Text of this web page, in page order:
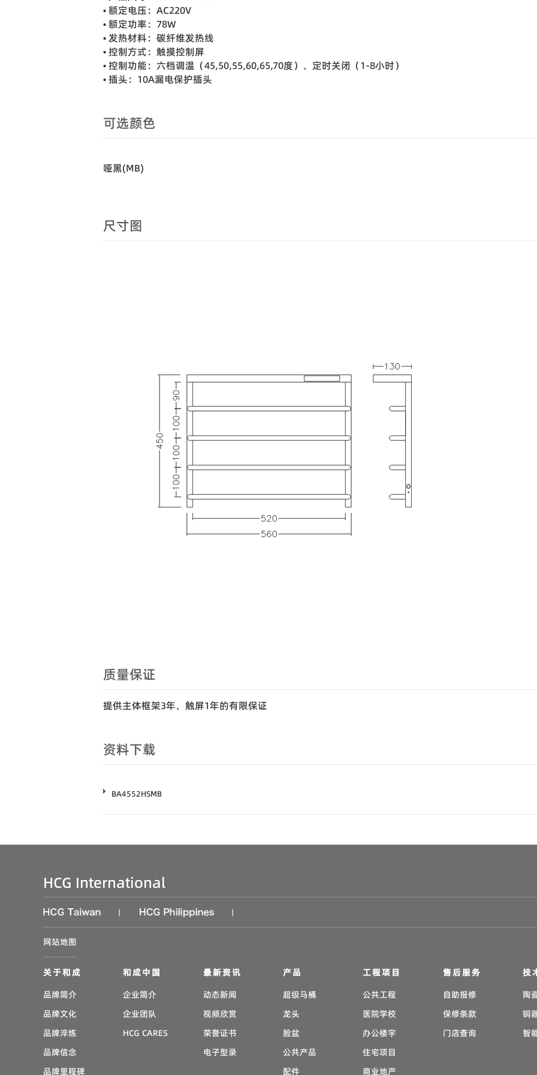
• 额定电压：AC220V
• 额定功率：78W
• 发热材料：碳纤维发热线
• 控制方式：触摸控制屏
• 控制功能：六档调温（45,50,55,60,65,70度）、定时关闭（1-8小时）
• 插头：10A漏电保护插头
可选颜色
哑黑(MB)
尺寸图
质量保证
提供主体框架3年、触屏1年的有限保证
资料下载
BA4552HSMB
HCG International
| |
网站地图
关于和成
品牌简介
品牌文化
品牌淬炼
品牌信念
品牌里程碑
和成中国
企业简介
企业团队
HCG CARES
最新资讯
动态新闻
视频欣赏
荣誉证书
电子型录
产品
超级马桶
龙头
脸盆
公共产品
配件
工程项目
公共工程
医院学校
办公楼宇
住宅项目
商业地产
售后服务
自助报修
保修条款
门店查询
技
陶
铜
智